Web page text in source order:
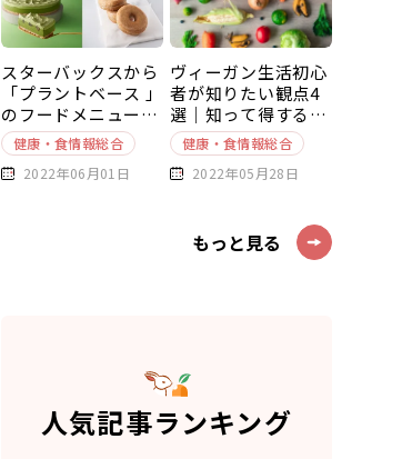
スターバックスから
「プラントベース 」
のフードメニューが
新発売
健康・食情報総合
2022年06月01日
ヴィーガン生活初心
者が知りたい観点4
選｜知って得する豆
知識～基本編～
健康・食情報総合
2022年05月28日
もっと見る
人気記事ランキング